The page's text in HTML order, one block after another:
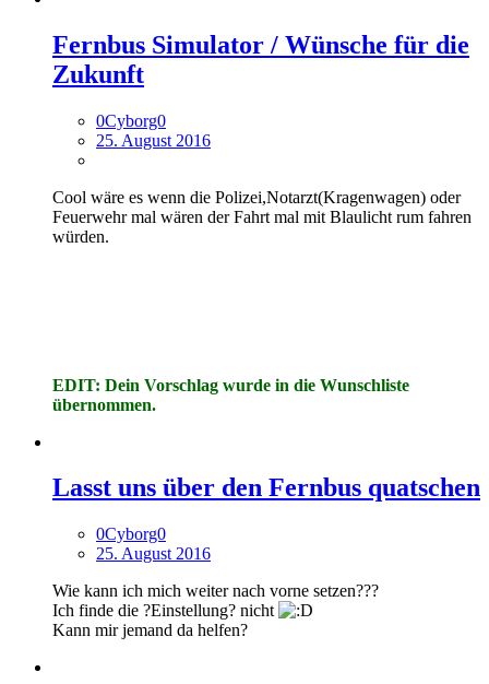
Fernbus Simulator / Wünsche für die
Zukunft
0Cyborg0
25. August 2016
Cool wäre es wenn die Polizei,Notarzt(Kragenwagen) oder
Feuerwehr mal wären der Fahrt mal mit Blaulicht rum fahren
würden.
EDIT: Dein Vorschlag wurde in die Wunschliste
übernommen.
Lasst uns über den Fernbus quatschen
0Cyborg0
25. August 2016
Wie kann ich mich weiter nach vorne setzen???
Ich finde die ?Einstellung? nicht
Kann mir jemand da helfen?